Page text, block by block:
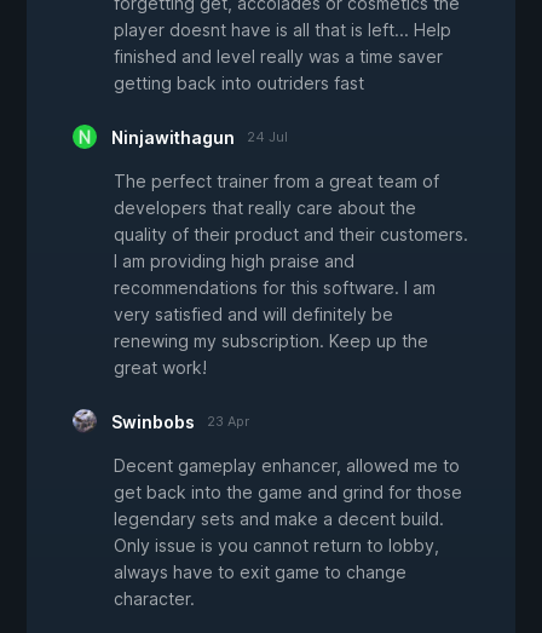
player doesnt have is all that is left... Help
finished and level really was a time saver
getting back into outriders fast
Ninjawithagun 24 Jul
The perfect trainer from a great team of
developers that really care about the
quality of their product and their customers.
I am providing high praise and
recommendations for this software. I am
very satisfied and will definitely be
renewing my subscription. Keep up the
great work!
Swinbobs 23 Apr
Decent gameplay enhancer, allowed me to
get back into the game and grind for those
legendary sets and make a decent build.
Only issue is you cannot return to lobby,
always have to exit game to change
character.